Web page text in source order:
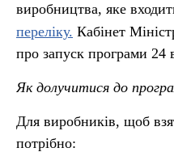
виробництва, яке
переліку. Кабінет
про запуск програми 24
Як долучитися до
Для виробників, щоб
потрібно: